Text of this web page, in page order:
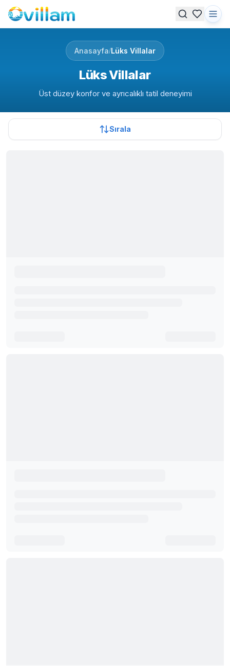
Anasayfa/Lüks Villalar
Lüks Villalar
Üst düzey konfor ve ayrıcalıklı tatil deneyimi
Sırala